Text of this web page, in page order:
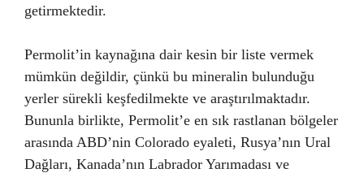
getirmektedir.
Permolit’in kaynağına dair kesin bir liste vermek
mümkün değildir, çünkü bu mineralin bulunduğu
yerler sürekli keşfedilmekte ve araştırılmaktadır.
Bununla birlikte, Permolit’e en sık rastlanan bölgeler
arasında ABD’nin Colorado eyaleti, Rusya’nın Ural
Dağları, Kanada’nın Labrador Yarımadası ve